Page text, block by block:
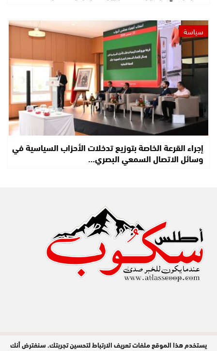
سياسة
إجراء القرعة الخاصة بتوزيع تدخلات الأحزاب السياسية في
وسائل الاتصال السمعي البصري…
مدير النشر : عبد الله عزي / جميع الحقوق
يستخدم هذا الموقع ملفات تعريف الارتباط لتحسين تجربتك. سنفترض أنك